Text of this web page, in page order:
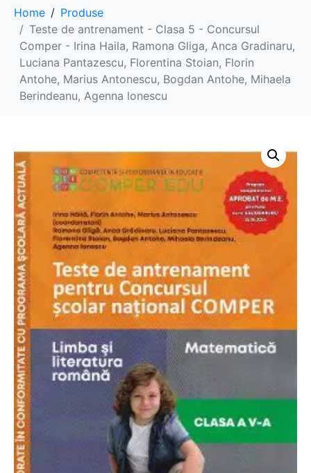
Home
Produse
Teste de antrenament - Clasa 5 - Concursul
Comper - Irina Haila, Ramona Gliga, Anca Gradinaru,
Luciana Pantazescu, Florentina Stoian, Florin
Antohe, Marius Antonescu, Bogdan Antohe, Mihaela
Berindeanu, Agenna lonescu